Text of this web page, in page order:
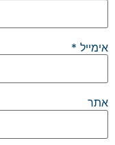
אימייל *
אתר